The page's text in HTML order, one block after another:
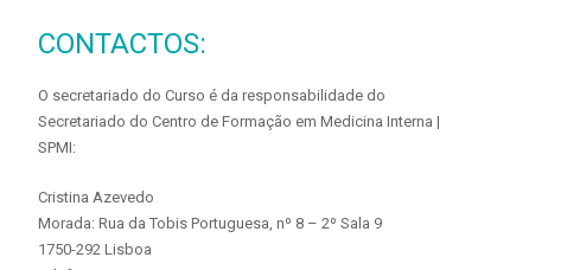
CONTACTOS:
O secretariado do Curso é da responsabilidade do
Secretariado do Centro de Formação em Medicina Interna |
SPMI:
Cristina Azevedo
Morada: Rua da Tobis Portuguesa, nº 8 – 2º Sala 9
1750-292 Lisboa